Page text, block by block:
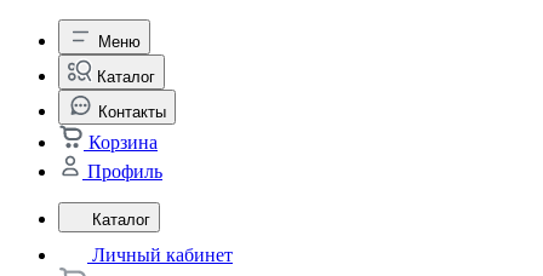
Меню
Каталог
Контакты
Корзина
Профиль
Каталог
Личный кабинет